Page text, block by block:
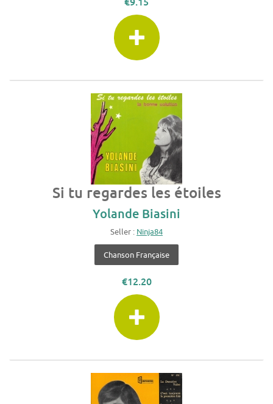
Si tu regardes les étoiles
Yolande Biasini
Seller : Ninja84
Chanson Française
€12.20